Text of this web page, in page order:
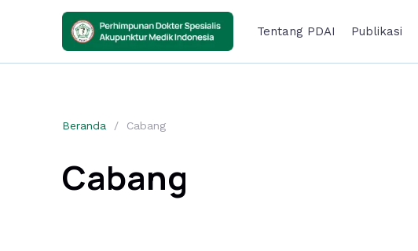
Tentang PDAI Publikasi
Beranda Cabang
Cabang